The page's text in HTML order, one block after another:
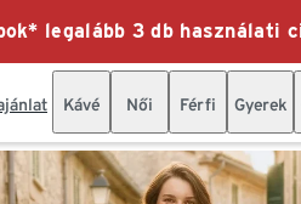
legalább 3 db használati
Kávé Női Férfi Gyerek